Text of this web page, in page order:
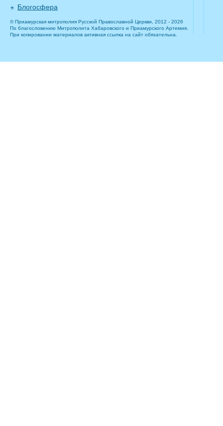
Блогосфера
© Приамурская митрополия Русской Православной Церкви, 2012 - 2026
По благословению Митрополита Хабаровского и Приамурского Артемия.
При копировании материалов активная ссылка на сайт обязательна.